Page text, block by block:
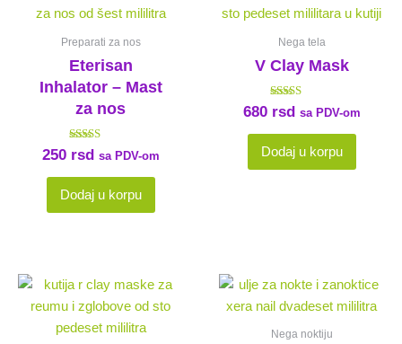
Preparati za nos
Eterisan
Inhalator – Mast
za nos
Ocenjeno sa
5.00
od 5
250 rsd sa PDV-om
Dodaj u korpu
Nega tela
V Clay Mask
Ocenjeno
sa
4.00
680 rsd sa PDV-om
Dodaj u korpu
Nega noktiju